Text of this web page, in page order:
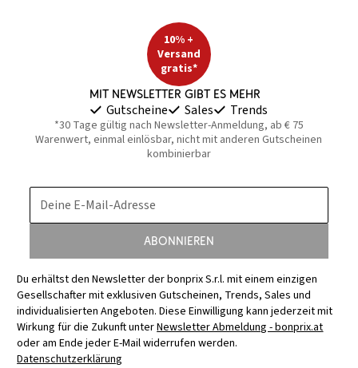
10% +
Versand
gratis*
Mit Newsletter gibt es mehr
Gutscheine Sales Trends
*30 Tage gültig nach Newsletter-Anmeldung, ab € 75
Warenwert, einmal einlösbar, nicht mit anderen Gutscheinen
kombinierbar
Deine E-Mail-Adresse
Abonnieren
Du erhältst den Newsletter der bonprix S.r.l. mit einem einzigen
Gesellschafter mit exklusiven Gutscheinen, Trends, Sales und
individualisierten Angeboten. Diese Einwilligung kann jederzeit mit
Wirkung für die Zukunft unterNewsletter Abmeldung - bonprix.at
oder am Ende jeder E-Mail widerrufen werden.
Datenschutzerklärung